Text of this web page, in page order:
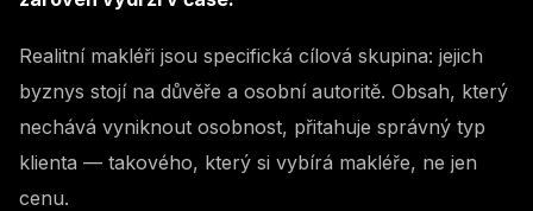
Realitní makléři jsou specifická cílová skupina: jejich
byznys stojí na důvěře a osobní autoritě. Obsah, který
nechává vyniknout osobnost, přitahuje správný typ
klienta — takového, který si vybírá makléře, ne jen
cenu.